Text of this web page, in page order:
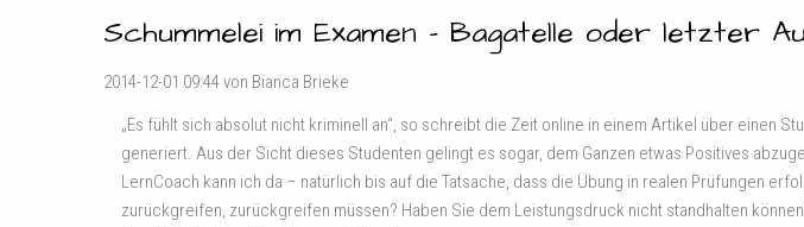
Schummelei im Examen – Bagatelle oder letzter
2014-12-01 09:44von Bianca Brieke
„Es fühlt sich absolut nicht kriminell an“, so schreibt die Zeit online in einem Artikel über einen
generiert. Aus der Sicht dieses Studenten gelingt es sogar, dem Ganzen etwas Positives
LernCoach kann ich da – natürlich bis auf die Tatsache, dass die Übung in realen Prüfungen
zurückgreifen, zurückgreifen müssen? Haben Sie dem Leistungsdruck nicht standhalten